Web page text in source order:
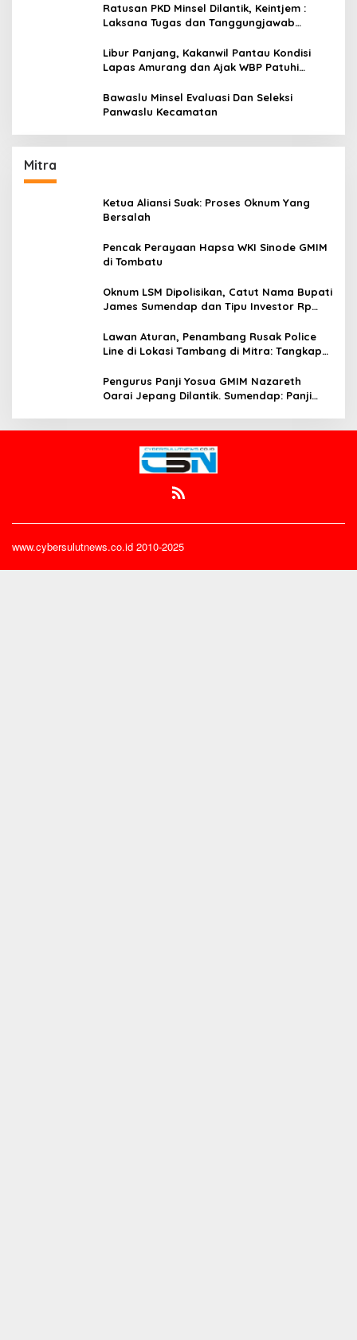
Ratusan PKD Minsel Dilantik, Keintjem :
Laksana Tugas dan Tanggungjawab
Libur Panjang, Kakanwil Pantau Kondisi
Lapas Amurang dan Ajak WBP Patuhi
Bawaslu Minsel Evaluasi Dan Seleksi
Panwaslu Kecamatan
Mitra
Ketua Aliansi Suak: Proses Oknum Yang
Bersalah
Pencak Perayaan Hapsa WKI Sinode GMIM
di Tombatu
Oknum LSM Dipolisikan, Catut Nama Bupati
James Sumendap dan Tipu Investor Rp
Lawan Aturan, Penambang Rusak Police
Line di Lokasi Tambang di Mitra: Tangkap
Pengurus Panji Yosua GMIM Nazareth
Oarai Jepang Dilantik. Sumendap: Panji
www.cybersulutnews.co.id 2010-2025